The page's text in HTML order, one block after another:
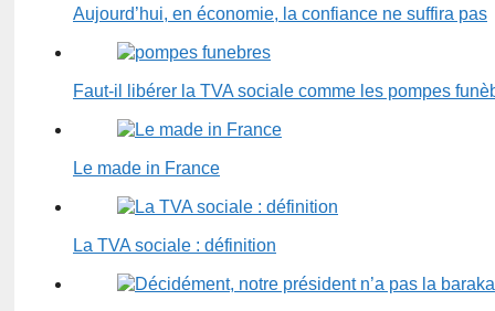
Aujourd’hui, en économie, la confiance ne suffira pas
Faut-il libérer la TVA sociale comme les pompes
Le made in France
La TVA sociale : définition